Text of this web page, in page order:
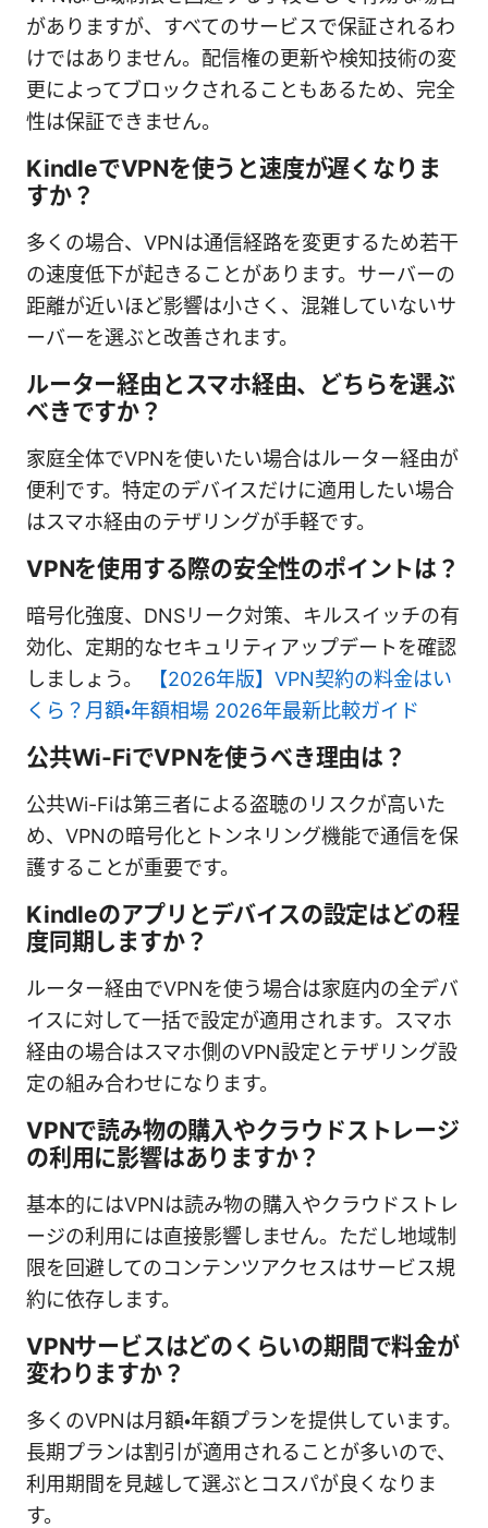
がありますが、すべてのサービスで保証されるわ
けではありません。配信権の更新や検知技術の変
更によってブロックされることもあるため、完全
性は保証できません。
KindleでVPNを使うと速度が遅くなりま
すか？
多くの場合、VPNは通信経路を変更するため若干
の速度低下が起きることがあります。サーバーの
距離が近いほど影響は小さく、混雑していないサ
ーバーを選ぶと改善されます。
ルーター経由とスマホ経由、どちらを選ぶ
べきですか？
家庭全体でVPNを使いたい場合はルーター経由が
便利です。特定のデバイスだけに適用したい場合
はスマホ経由のテザリングが手軽です。
VPNを使用する際の安全性のポイントは？
暗号化強度、DNSリーク対策、キルスイッチの有
効化、定期的なセキュリティアップデートを確認
しましょう。
【2026年版】VPN契約の料金はい
くら？月額・年額相場 2026年最新比較ガイド
公共Wi-FiでVPNを使うべき理由は？
公共Wi-Fiは第三者による盗聴のリスクが高いた
め、VPNの暗号化とトンネリング機能で通信を保
護することが重要です。
Kindleのアプリとデバイスの設定はどの程
度同期しますか？
ルーター経由でVPNを使う場合は家庭内の全デバ
イスに対して一括で設定が適用されます。スマホ
経由の場合はスマホ側のVPN設定とテザリング設
定の組み合わせになります。
VPNで読み物の購入やクラウドストレージ
の利用に影響はありますか？
基本的にはVPNは読み物の購入やクラウドストレ
ージの利用には直接影響しません。ただし地域制
限を回避してのコンテンツアクセスはサービス規
約に依存します。
VPNサービスはどのくらいの期間で料金が
変わりますか？
多くのVPNは月額・年額プランを提供しています。
長期プランは割引が適用されることが多いので、
利用期間を見越して選ぶとコスパが良くなりま
す。